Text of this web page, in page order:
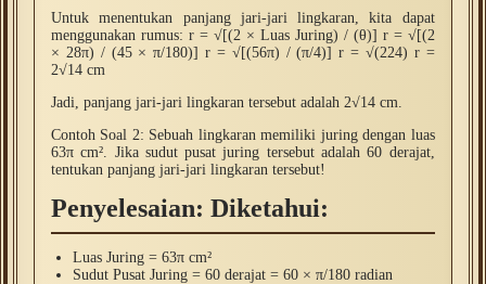
Untuk menentukan panjang jari-jari lingkaran, kita dapat
menggunakan rumus: r = √[(2 × Luas Juring) / (θ)] r = √[(2
× 28π) / (45 × π/180)] r = √[(56π) / (π/4)] r = √(224) r =
2√14 cm
Jadi, panjang jari-jari lingkaran tersebut adalah 2√14 cm.
Contoh Soal 2: Sebuah lingkaran memiliki juring dengan luas
63π cm². Jika sudut pusat juring tersebut adalah 60 derajat,
tentukan panjang jari-jari lingkaran tersebut!
Penyelesaian: Diketahui:
Luas Juring = 63π cm²
Sudut Pusat Juring = 60 derajat = 60 × π/180 radian